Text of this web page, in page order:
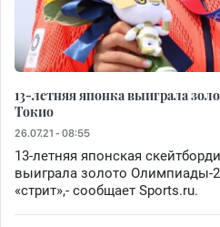
13-летняя японка выиграла
Токио
26.07.21 - 08:55
13-летняя японская
выиграла золото Олимпиады-
«стрит»,- сообщает Sports.ru.